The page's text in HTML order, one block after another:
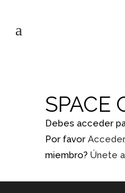
SPACE
Debes acceder
Por favor Acceder
miembro? Únete